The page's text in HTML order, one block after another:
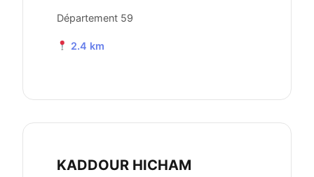
Département 59
2.4 km
KADDOUR HICHAM